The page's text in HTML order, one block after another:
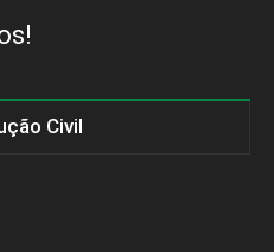
Civil